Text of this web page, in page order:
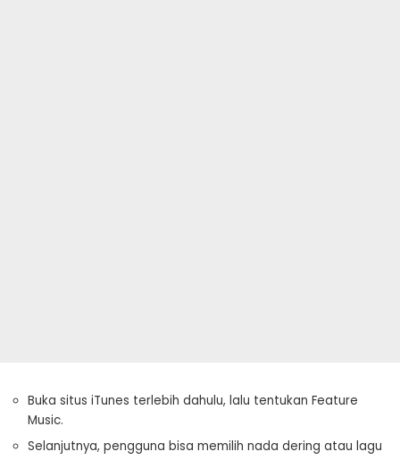
Buka situs iTunes terlebih dahulu, lalu tentukan Feature
Music.
Selanjutnya, pengguna bisa memilih nada dering atau lagu